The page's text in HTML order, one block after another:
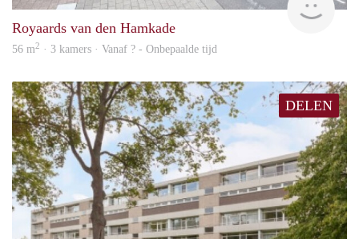
Royaards van den Hamkade
56 m2 · 3 kamers · Vanaf ? - Onbepaalde tijd
DELEN